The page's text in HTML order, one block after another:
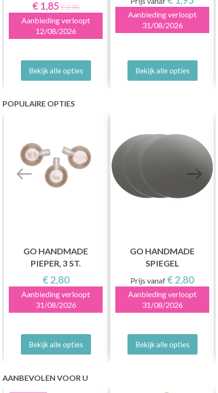
€ 1,85 € 2,30
Aanbieding verloopt
12/08/2026
Bekijk alle opties
Aanbieding verloopt
31/08/2026
Bekijk alle opties
POPULAIRE OPTIES
GO HANDMADE
PIEPER, 3 ST.
€ 2,80
Aanbieding verloopt
31/08/2026
Bekijk alle opties
GO HANDMADE
SPIEGEL
Prijs vanaf € 2,80
Aanbieding verloopt
31/08/2026
Bekijk alle opties
AANBEVOLEN VOOR U